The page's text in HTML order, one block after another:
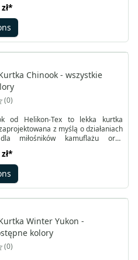
Blizzard, stanowi miękką
skutecznie chroni przed lekkim
dzięki zastosowaniu impregnantu
*
Chinook - wszystkie
0
od Helikon-Tex to lekka kurtka
z myślą o działaniach
miłośników kamuflażu oraz
Prosty, funkcjonalny krój sprawia,
zarówno podczas służby, jak i
czy wizyt na strzelnicy.
*
Winter Yukon -
kolory
0